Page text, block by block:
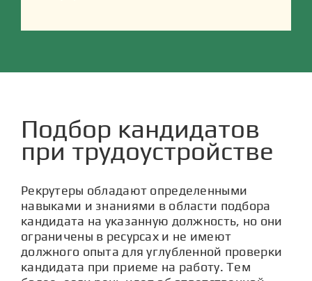
Подбор кандидатов
при трудоустройстве
Рекрутеры обладают определенными
навыками и знаниями в области подбора
кандидата на указанную должность, но они
ограничены в ресурсах и не имеют
должного опыта для углубленной проверки
кандидата при приеме на работу. Тем